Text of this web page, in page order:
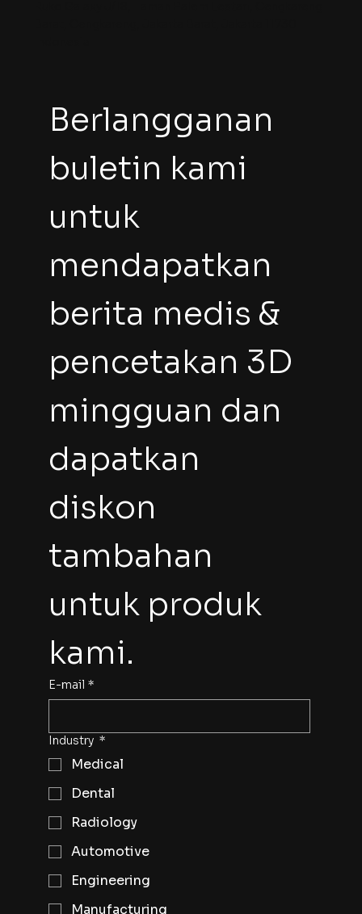
Berlangganan
buletin kami
untuk
mendapatkan
berita medis &
pencetakan 3D
mingguan dan
dapatkan
diskon
tambahan
untuk produk
kami.
E-mail *
Industry *
Medical
Dental
Radiology
Automotive
Engineering
Manufacturing